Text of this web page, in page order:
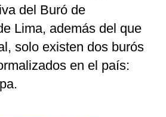
del Buró de
Lima, además del que
solo existen dos burós
en el país: